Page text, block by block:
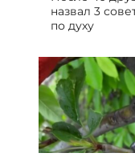
назвал 3
по духу